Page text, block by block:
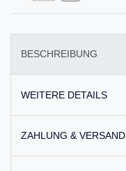
BESCHREIBUNG
WEITERE DETAILS
ZAHLUNG & VERSAND